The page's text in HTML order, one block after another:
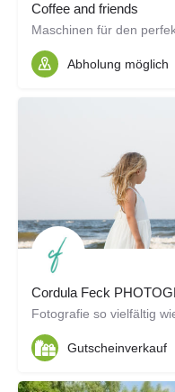
Coffee and friends
Maschinen für den
Abholung möglich
Cordula Feck
Fotografie so vielfältig
Gutscheinverkauf